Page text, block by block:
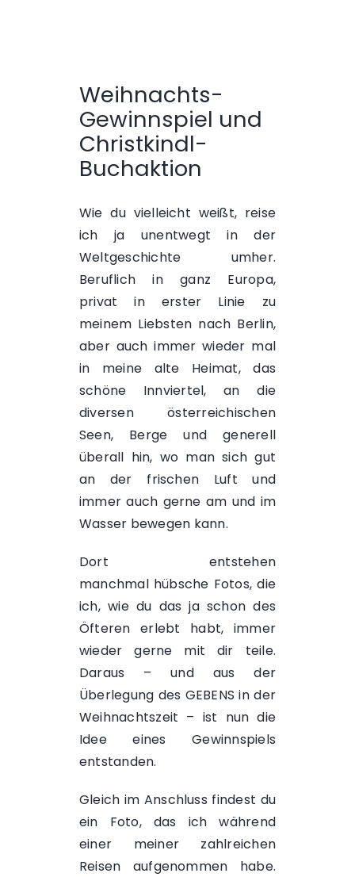
Weihnachts-
Gewinnspiel und
Christkindl-
Buchaktion
Wie du vielleicht weißt, reise
ich ja unentwegt in der
Weltgeschichte umher.
Beruflich in ganz Europa,
privat in erster Linie zu
meinem Liebsten nach Berlin,
aber auch immer wieder mal
in meine alte Heimat, das
schöne Innviertel, an die
diversen österreichischen
Seen, Berge und generell
überall hin, wo man sich gut
an der frischen Luft und
immer auch gerne am und im
Wasser bewegen kann.
Dort entstehen
manchmal hübsche Fotos, die
ich, wie du das ja schon des
Öfteren erlebt habt, immer
wieder gerne mit dir teile.
Daraus – und aus der
Überlegung des GEBENS in der
Weihnachtszeit – ist nun die
Idee eines Gewinnspiels
entstanden.
Gleich im Anschluss findest du
ein Foto, das ich während
einer meiner zahlreichen
Reisen aufgenommen habe.